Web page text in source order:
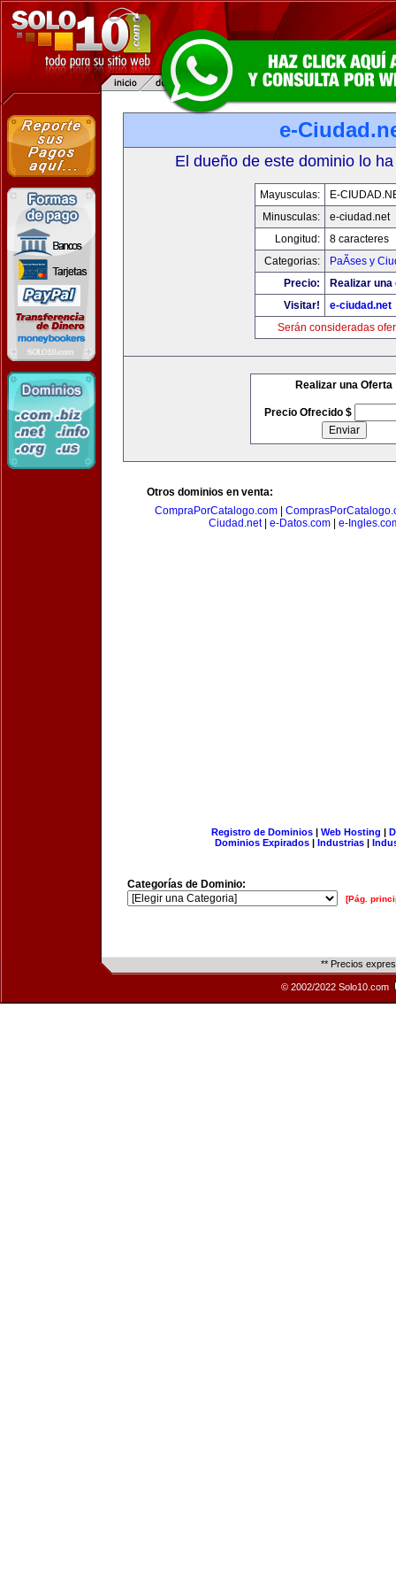
e-
El dueño de este dominio lo
Mayusculas:
E-
Minusculas:
e-ciudad.net
Longitud:
8 caracteres
Categorias:
PaÃ­ses y
Precio:
Realizar
Visitar!
e-ciudad.net
Serán consideradas
Realizar una Oferta
Precio Ofrecido $
Otros dominios en venta:
CompraPorCatalogo.com|
Ciudad.net| e-Datos.com e-
Registro de Dominios| Web Hosting |
Dominios Expirados | Industrias |
Categorías de Dominio:
[Pág.
** Precios
© 2002/2022 Solo10.com